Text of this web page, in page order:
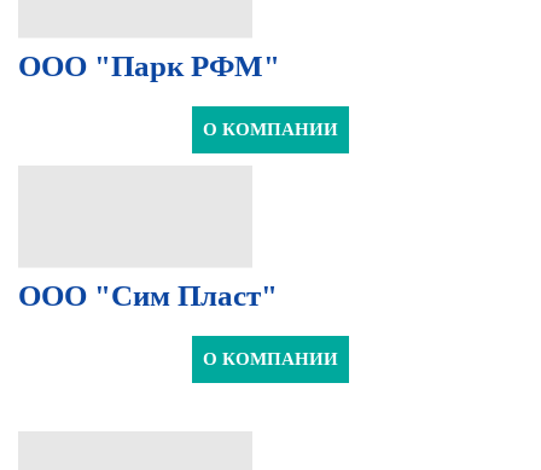
ООО "Парк РФМ"
О КОМПАНИИ
ООО "Сим Пласт"
О КОМПАНИИ